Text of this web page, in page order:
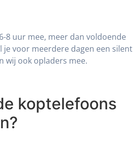
8 uur mee, meer dan voldoende
je voor meerdere dagen een silent
wij ook opladers mee.
koptelefoons